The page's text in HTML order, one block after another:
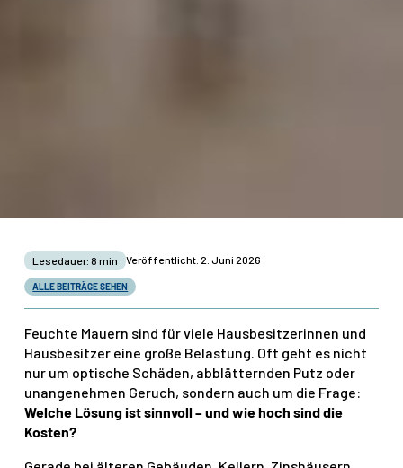
Lesedauer: 8 min Veröffentlicht: 2. Juni 2026
ALLE BEITRÄGE SEHEN
Feuchte Mauern sind für viele Hausbesitzerinnen und
Hausbesitzer eine große Belastung. Oft geht es nicht
nur um optische Schäden, abblätternden Putz oder
unangenehmen Geruch, sondern auch um die Frage:
Welche Lösung ist sinnvoll – und wie hoch sind die
Kosten?